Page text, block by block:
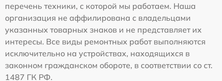
перечень техники, с которой мы работаем. Наша
организация не аффилирована с владельцами
указанных товарных знаков и не представляет их
интересы. Все виды ремонтных работ выполняются
исключительно на устройствах, находящихся в
законном гражданском обороте, в соответствии со ст.
1487 ГК РФ.